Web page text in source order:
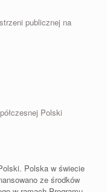
publicznej na
Polski
Polska w świecie
ze środków